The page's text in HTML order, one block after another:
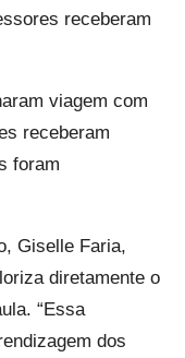
receberam
viagem com
receberam
foram
Giselle Faria,
diretamente o
“Essa
dos